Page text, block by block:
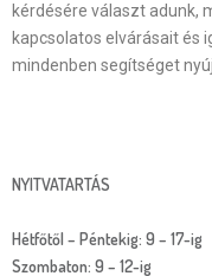
kérdésére választ adunk,
kapcsolatos elvárásait és
mindenben segítséget
NYITVATARTÁS
Hétfőtől – Péntekig: 9 – 17-ig
Szombaton: 9 – 12-ig